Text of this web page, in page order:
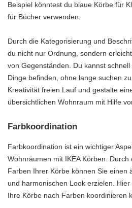
Beispiel könntest du blaue Körbe für
für Bücher verwenden.
Durch die Kategorisierung und
du nicht nur Ordnung, sondern
von Gegenständen. Du kannst
Dinge befinden, ohne lange suchen
Kreativität freien Lauf und gestalte
übersichtlichen Wohnraum mit Hilfe
Farbkoordination
Farbkoordination ist ein wichtiger
Wohnräumen mit IKEA Körben.
Farben Ihrer Körbe können Sie einen
und harmonischen Look erzielen.
Ihre Körbe nach Farben koordinieren